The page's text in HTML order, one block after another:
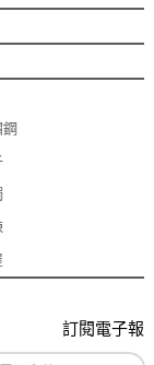
鋼
訂閱電子報